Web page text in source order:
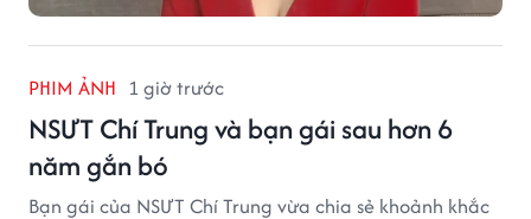
PHIM ẢNH 1 giờ trước
NSƯT Chí Trung và bạn gái sau hơn 6
năm gắn bó
Bạn gái của NSƯT Chí Trung vừa chia sẻ khoảnh khắc